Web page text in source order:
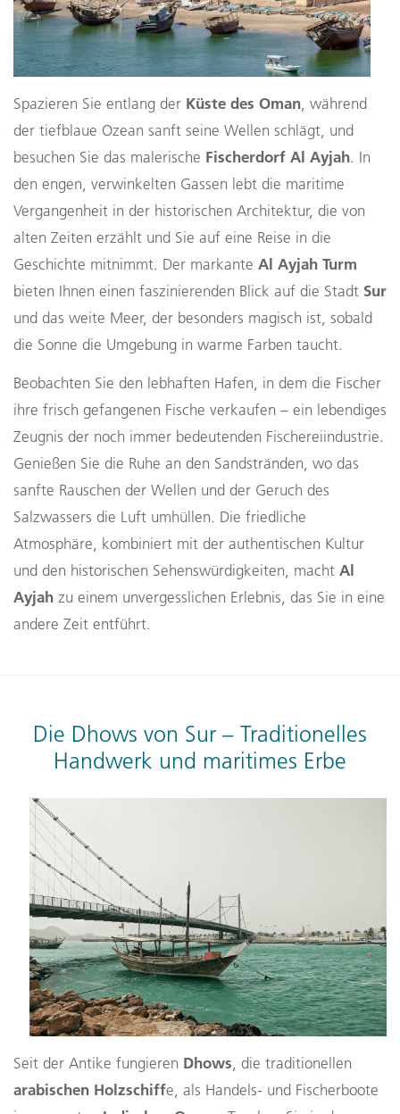
Spazieren Sie entlang der Küste des Oman, während
der tiefblaue Ozean sanft seine Wellen schlägt, und
besuchen Sie das malerische Fischerdorf Al Ayjah. In
den engen, verwinkelten Gassen lebt die maritime
Vergangenheit in der historischen Architektur, die von
alten Zeiten erzählt und Sie auf eine Reise in die
Geschichte mitnimmt. Der markante Al Ayjah Turm
bieten Ihnen einen faszinierenden Blick auf die Stadt Sur
und das weite Meer, der besonders magisch ist, sobald
die Sonne die Umgebung in warme Farben taucht.
Beobachten Sie den lebhaften Hafen, in dem die Fischer
ihre frisch gefangenen Fische verkaufen – ein lebendiges
Zeugnis der noch immer bedeutenden Fischereiindustrie.
Genießen Sie die Ruhe an den Sandstränden, wo das
sanfte Rauschen der Wellen und der Geruch des
Salzwassers die Luft umhüllen. Die friedliche
Atmosphäre, kombiniert mit der authentischen Kultur
und den historischen Sehenswürdigkeiten, macht Al
Ayjah zu einem unvergesslichen Erlebnis, das Sie in eine
andere Zeit entführt.
Die Dhows von Sur – Traditionelles
Handwerk und maritimes Erbe
Seit der Antike fungieren Dhows, die traditionellen
arabischen Holzschiffe, als Handels- und Fischerboote